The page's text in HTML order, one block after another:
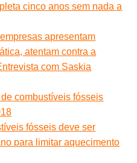
cinco anos sem nada a
apresentam
atentam contra a
com Saskia
combustíveis fósseis
fósseis deve ser
para limitar aquecimento